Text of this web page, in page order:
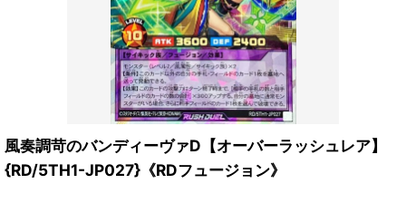
風奏調苛のバンディーヴァD【オーバーラッシュレア】
{RD/5TH1-JP027}《RDフュージョン》